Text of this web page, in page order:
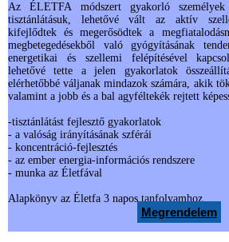
Az ÉLETFA módszert gyakorló
tisztánlátásuk, lehetővé vált az aktív
kifejlődtek és megerősödtek a
megbetegedésekből való gyógyításának
energetikai és szellemi felépítésével
lehetővé tette a jelen gyakorlatok
elérhetőbbé váljanak mindazok számára, akik
valamint a jobb és a bal agyféltekék rejtett
-tisztánlátást fejlesztő gyakorlatok
- a valóság irányításának szférái
- koncentráció-fejlesztés
- az ember energia-információs rendszere
- munka az Életfával
Alapkönyv az Életfa 3 napos tanfolyamhoz.
Megrendelem